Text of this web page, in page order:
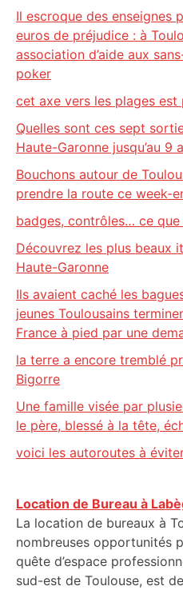
Il escroque des enseignes
euros de préjudice : à
association d’aide aux
poker
cet axe vers les plages est
Quelles sont ces sept
Haute-Garonne jusqu’au 9
Bouchons autour de
prendre la route ce week-
badges, contrôles… ce
Découvrez les plus beaux
Haute-Garonne
Ils avaient caché les
jeunes Toulousains
France à pied par une
la terre a encore tremblé
Bigorre
Une famille visée par
le père, blessé à la tête,
voici les autoroutes à
Location de Bureau à
La location de bureaux à
nombreuses opportunités
quête d’espace
sud-est de Toulouse, est